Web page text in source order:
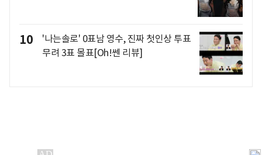
10
'나는솔로' 0표남 영수, 진짜 첫인상 투표
무려 3표 몰표[Oh!쎈 리뷰]